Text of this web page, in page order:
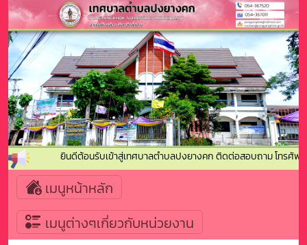
ยินดีต้อนรับเข้าสู่เทศบาลตำบลปงยางคก ติดต่อสอบถาม โทรศัพท์
เมนูหน้าหลัก
เมนูต่างๆเกี่ยวกับหน่วยงาน